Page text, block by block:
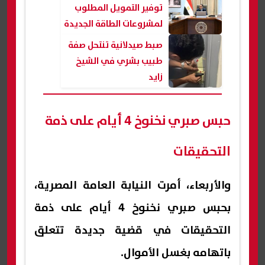
توفير التمويل المطلوب
لمشروعات الطاقة الجديدة
والمتجددة
صبط صيدلانية تنتحل صفة
طبيب بشري في الشيخ
زايد
حبس صبري نخنوخ 4 أيام على ذمة
التحقيقات
والأربعاء، أمرت النيابة العامة المصرية،
بحبس صبري نخنوخ 4 أيام على ذمة
التحقيقات في قضية جديدة تتعلق
باتهامه بغسل الأموال.